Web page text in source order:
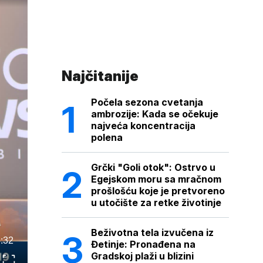
Najčitanije
Počela sezona cvetanja
ambrozije: Kada se očekuje
najveća koncentracija
polena
Grčki "Goli otok": Ostrvo u
Egejskom moru sa mračnom
prošlošću koje je pretvoreno
u utočište za retke životinje
Beživotna tela izvučena iz
Đetinje: Pronađena na
Gradskoj plaži u blizini